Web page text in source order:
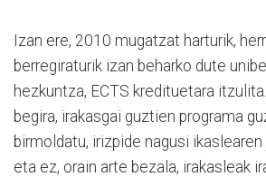
Izan ere, 2010 mugatzat harturik,
berregiraturik izan beharko dute
hezkuntza, ECTS kredituetara
begira, irakasgai guztien programa
birmoldatu, irizpide nagusi
eta ez, orain arte bezala, irakasleak